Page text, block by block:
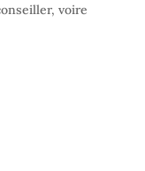
voire